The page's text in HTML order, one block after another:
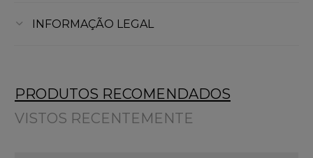
INFORMAÇÃO LEGAL
PRODUTOS RECOMENDADOS
VISTOS RECENTEMENTE